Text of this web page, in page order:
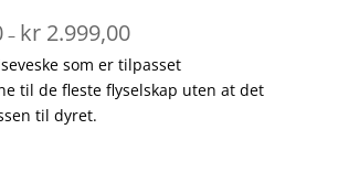
– kr2.999,00Prisområde:
til
kr 2.999,00
som er tilpasset
til de fleste flyselskap uten at det
til dyret.